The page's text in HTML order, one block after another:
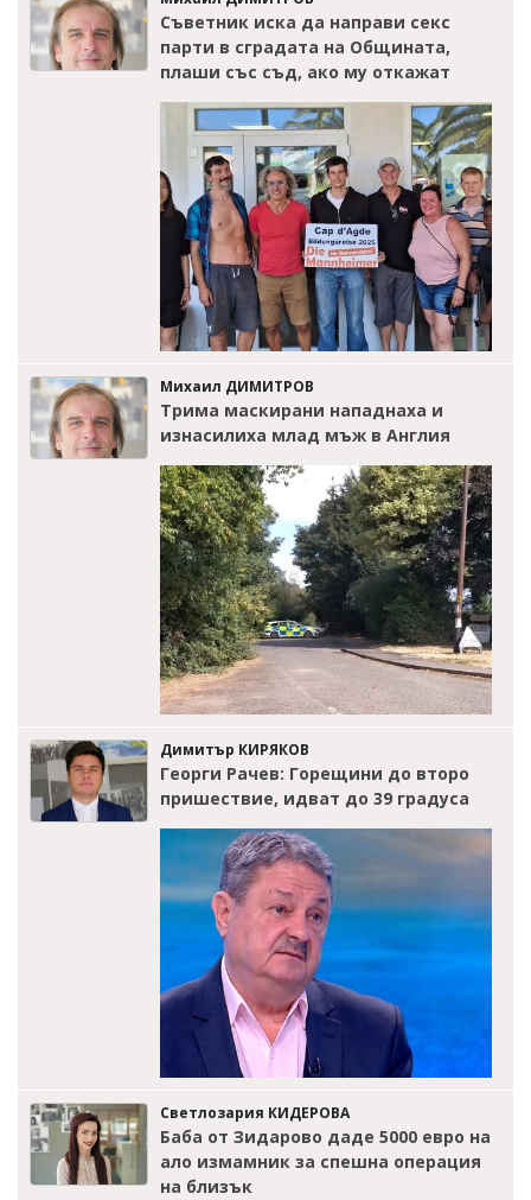
Съветник иска да направи секс
парти в сградата на Общината,
плаши със съд, ако му откажат
Михаил ДИМИТРОВ
Трима маскирани нападнаха и
изнасилиха млад мъж в Англия
Димитър КИРЯКОВ
Георги Рачев: Горещини до второ
пришествие, идват до 39 градуса
Светлозария КИДЕРОВА
Баба от Зидарово даде 5000 евро на
ало измамник за спешна операция
на близък